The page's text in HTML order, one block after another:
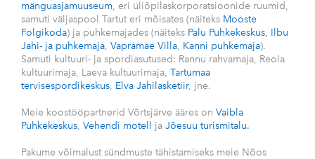
mänguasjamuuseum, eri üliõpilaskorporatsioonide ruumid,
samuti väljaspool Tartut eri mõisates (näiteks Mooste
Folgikoda) ja puhkemajades (näiteks Palu Puhkekeskus, Ilbu
Jahi- ja puhkemaja, Vapramäe Villa, Kanni puhkemaja).
Samuti kultuuri- ja spordiasutused: Rannu rahvamaja, Reola
kultuurimaja, Laeva kultuurimaja, Tartumaa
tervisespordikeskus, Elva Jahilasketiir, jne.
Meie koostööpartnerid Võrtsjärve ääres on Vaibla
Puhkekeskus, Vehendi motell ja Jõesuu turismitalu.
Pakume võimalust sündmuste tähistamiseks meie Nõos